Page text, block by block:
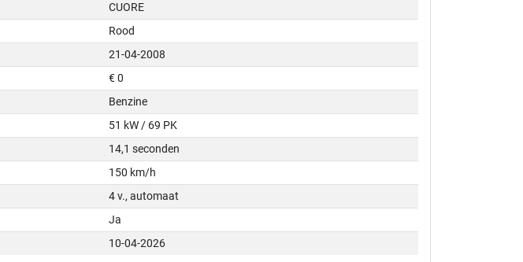
CUORE
Rood
21-04-2008
€ 0
Benzine
51 kW / 69 PK
14,1 seconden
150 km/h
4 v., automaat
Ja
10-04-2026